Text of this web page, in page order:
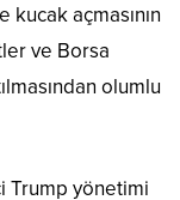
açmasının
ve Borsa
olumlu
Trump yönetimi